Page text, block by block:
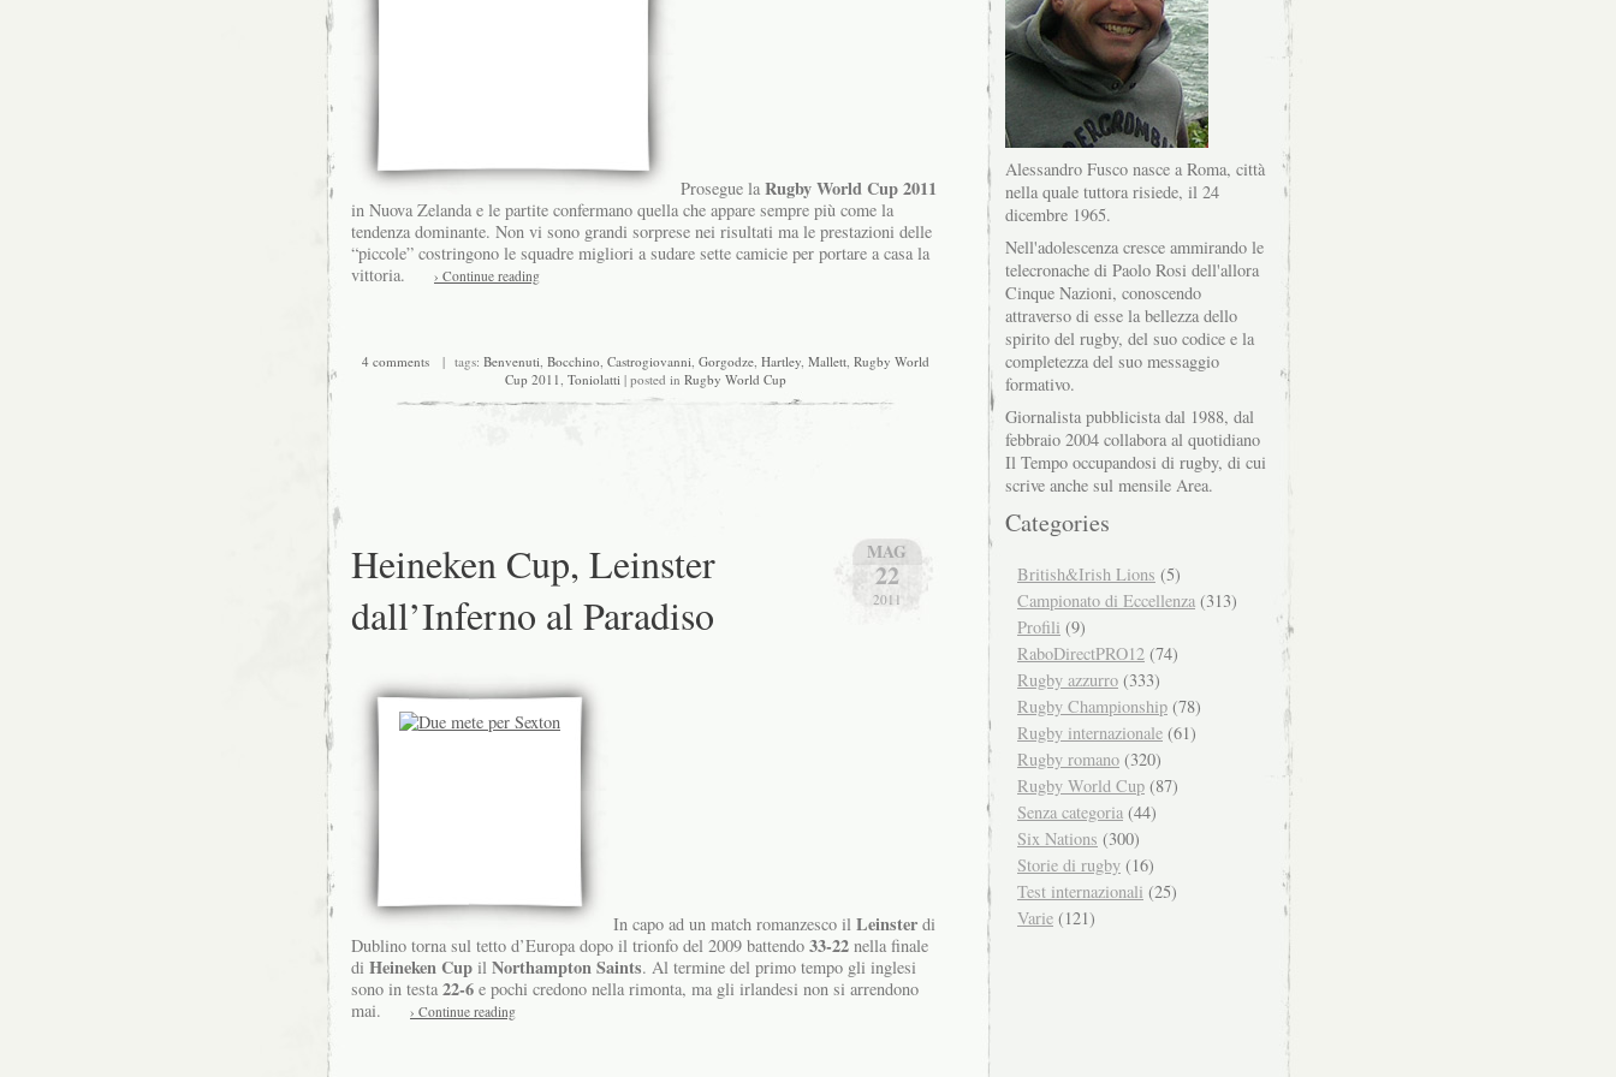
Prosegue la Rugby World Cup 2011
in Nuova Zelanda e le partite confermano quella che appare sempre più come la
tendenza dominante. Non vi sono grandi sorprese nei risultati ma le prestazioni delle
“piccole” costringono le squadre migliori a sudare sette camicie per portare a casa la
vittoria.
› Continue reading
4 comments | tags: Benvenuti Bocchino Castrogiovanni Gorgodze Hartley Mallett Rugby World
Cup 2011 Toniolatti | posted in Rugby World Cup
MAG
22
2011
Heineken Cup, Leinster
dall’Inferno al Paradiso
In capo ad un match romanzesco il Leinster di
Dublino torna sul tetto d’Europa dopo il trionfo del 2009 battendo 33-22 nella finale
di Heineken Cup il Northampton Saints. Al termine del primo tempo gli inglesi
sono in testa 22-6 e pochi credono nella rimonta, ma gli irlandesi non si arrendono
mai.
› Continue reading
Alessandro Fusco nasce a Roma, città
nella quale tuttora risiede, il 24
dicembre 1965.
Nell'adolescenza cresce ammirando le
telecronache di Paolo Rosi dell'allora
Cinque Nazioni, conoscendo
attraverso di esse la bellezza dello
spirito del rugby, del suo codice e la
completezza del suo messaggio
formativo.
Giornalista pubblicista dal 1988, dal
febbraio 2004 collabora al quotidiano
Il Tempo occupandosi di rugby, di cui
scrive anche sul mensile Area.
Categories
British&Irish Lions (5)
Campionato di Eccellenza (313)
Profili (9)
RaboDirectPRO12 (74)
Rugby azzurro (333)
Rugby Championship (78)
Rugby internazionale (61)
Rugby romano (320)
Rugby World Cup (87)
Senza categoria (44)
Six Nations (300)
Storie di rugby (16)
Test internazionali (25)
Varie (121)